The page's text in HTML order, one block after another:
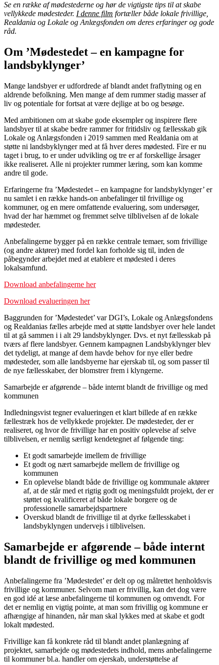
Se en række af mødestederne og hør de vigtigste tips til at skabe
vellykkede mødesteder. I denne film fortæller både lokale frivillige,
Realdania og Lokale og Anlægsfonden om deres erfaringer og gode
råd.
Om ’Mødestedet – en kampagne for
landsbyklynger’
Mange landsbyer er udfordrede af blandt andet fraflytning og en
aldrende befolkning. Men mange af dem rummer stadig masser af
liv og potentiale for fortsat at være dejlige at bo og besøge.
Med ambitionen om at skabe gode eksempler og inspirere flere
landsbyer til at skabe bedre rammer for fritidsliv og fællesskab gik
Lokale og Anlægsfonden i 2019 sammen med Realdania om at
støtte ni landsbyklynger med at få hver deres mødested. Fire er nu
taget i brug, to er under udvikling og tre er af forskellige årsager
ikke realiseret. Alle ni projekter rummer læring, som kan komme
andre til gode.
Erfaringerne fra ’Mødestedet – en kampagne for landsbyklynger’ er
nu samlet i en række hands-on anbefalinger til frivillige og
kommuner, og en mere omfattende evaluering, som undersøger,
hvad der har hæmmet og fremmet selve tilblivelsen af de lokale
mødesteder.
Anbefalingerne bygger på en række centrale temaer, som frivillige
(og andre aktører) med fordel kan forholde sig til, inden de
påbegynder arbejdet med at etablere et mødested i deres
lokalsamfund.
Download anbefalingerne her
Download evalueringen her
Baggrunden for ’Mødestedet’ var DGI’s, Lokale og Anlægsfondens
og Realdanias fælles arbejde med at støtte landsbyer over hele landet
til at gå sammen i i alt 29 landsbyklynger. Dvs. et nyt fællesskab på
tværs af flere landsbyer. Gennem kampagnen Landsbyklynger blev
det tydeligt, at mange af dem havde behov for nye eller bedre
mødesteder, som alle landsbyerne har ejerskab til, og som passer til
de nye fællesskaber, der blomstrer frem i klyngerne.
Samarbejde er afgørende – både internt blandt de frivillige og med
kommunen
Indledningsvist tegner evalueringen et klart billede af en række
fællestræk hos de vellykkede projekter. De mødesteder, der er
realiseret, og hvor de frivillige har en positiv oplevelse af selve
tilblivelsen, er nemlig særligt kendetegnet af følgende ting:
Et godt samarbejde imellem de frivillige
Et godt og nært samarbejde mellem de frivillige og
kommunen
En oplevelse blandt både de frivillige og kommunale aktører
af, at de står med et rigtig godt og meningsfuldt projekt, der er
støttet og kvalificeret af både lokale borgere og de
professionelle samarbejdspartnere
Overskud blandt de frivillige til at dyrke fællesskabet i
landsbyklyngen undervejs i tilblivelsen.
Samarbejde er afgørende – både internt
blandt de frivillige og med kommunen
Anbefalingerne fra ’Mødestedet’ er delt op og målrettet henholdsvis
frivillige og kommuner. Selvom man er frivillig, kan det dog være
en god idé at læse anbefalingerne til kommunen og omvendt. For
det er nemlig en vigtig pointe, at man som frivillig og kommune er
afhængige af hinanden, når man skal lykkes med at skabe et godt
lokalt mødested.
Frivillige kan få konkrete råd til blandt andet planlægning af
projektet, samarbejde og mødestedets indhold, mens anbefalingerne
til kommuner bl.a. handler om ejerskab, understøttelse af